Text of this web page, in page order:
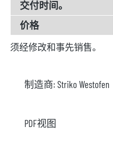
交付时间。
价格
须经修改和事先销售。
制造商: Striko Westofen
PDF视图